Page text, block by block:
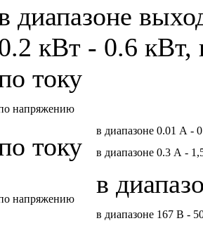
диапазоне
кВт - 0.6 кВт,
току
напряжению
току
в диапазоне 0.01 А -
в диапазоне 0.3 А -
напряжению
в
в диапазоне 167 В -